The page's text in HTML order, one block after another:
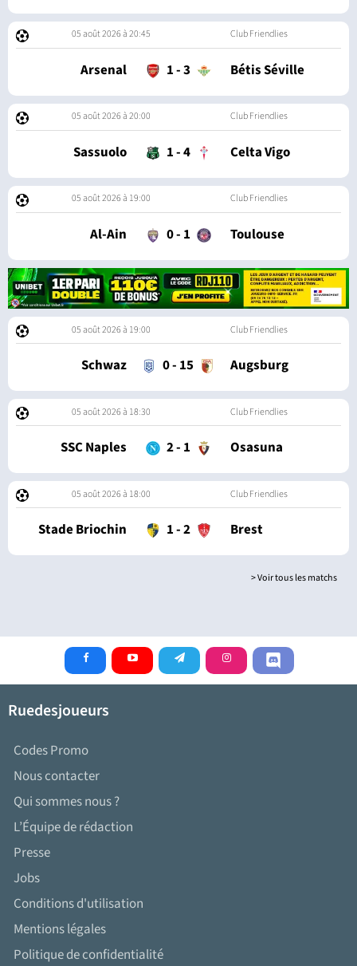
05 août 2026 à 20:45 Club Friendlies
Arsenal 1-3 Bétis Séville
05 août 2026 à 20:00 Club Friendlies
Sassuolo 1-4 Celta Vigo
05 août 2026 à 19:00 Club Friendlies
Al-Ain 0- 1 Toulouse
05 août 2026 à 19:00 Club Friendlies
Schwaz 0- 15 Augsburg
05 août 2026 à 18:30 Club Friendlies
SSC Naples 2- 1 Osasuna
05 août 2026 à 18:00 Club Friendlies
Stade Briochin 1-2 Brest
> Voir tous les matchs
Ruedesjoueurs
Codes Promo
Nous contacter
Qui sommes nous ?
L’Équipe de rédaction
Presse
Jobs
Conditions d'utilisation
Mentions légales
Politique de confidentialité